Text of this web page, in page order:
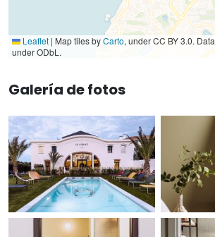
Leaflet | Map tiles byCarto, under CC BY 3.0.
under ODbL.
Galería de fotos